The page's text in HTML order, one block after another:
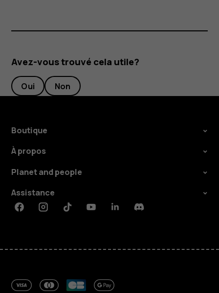
Avez-vous trouvé cela utile?
Oui Non
Boutique
À propos
Planet and people
Assistance
FacebookInstagramTiktokYoutubeLinkedinDiscord